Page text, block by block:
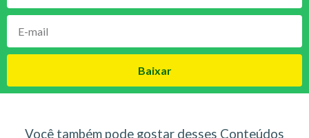
Baixar
Você também pode gostar desses Conteúdos